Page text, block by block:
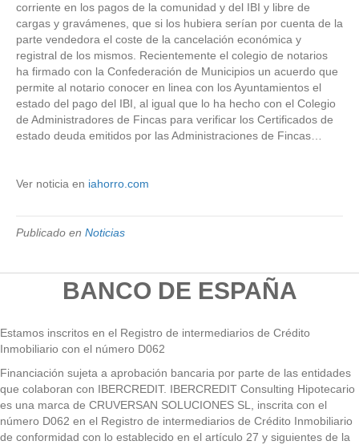
corriente en los pagos de la comunidad y del IBI y libre de
cargas y gravámenes, que si los hubiera serían por cuenta de la
parte vendedora el coste de la cancelación económica y
registral de los mismos. Recientemente el colegio de notarios
ha firmado con la Confederación de Municipios un acuerdo que
permite al notario conocer en linea con los Ayuntamientos el
estado del pago del IBI, al igual que lo ha hecho con el Colegio
de Administradores de Fincas para verificar los Certificados de
estado deuda emitidos por las Administraciones de Fincas…
Ver noticia en iahorro.com
Publicado en Noticias
BANCO DE ESPAÑA
Estamos inscritos en el Registro de intermediarios de Crédito
Inmobiliario con el número D062
Financiación sujeta a aprobación bancaria por parte de las entidades
que colaboran con IBERCREDIT. IBERCREDIT Consulting Hipotecario
es una marca de CRUVERSAN SOLUCIONES SL, inscrita con el
número D062 en el Registro de intermediarios de Crédito Inmobiliario
de conformidad con lo establecido en el artículo 27 y siguientes de la